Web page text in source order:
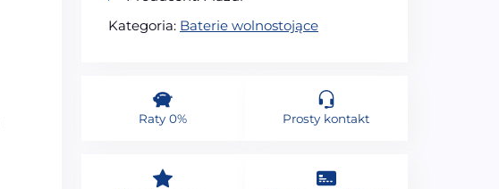
Kategoria: Baterie wolnostojące
Raty 0% Prosty kontakt